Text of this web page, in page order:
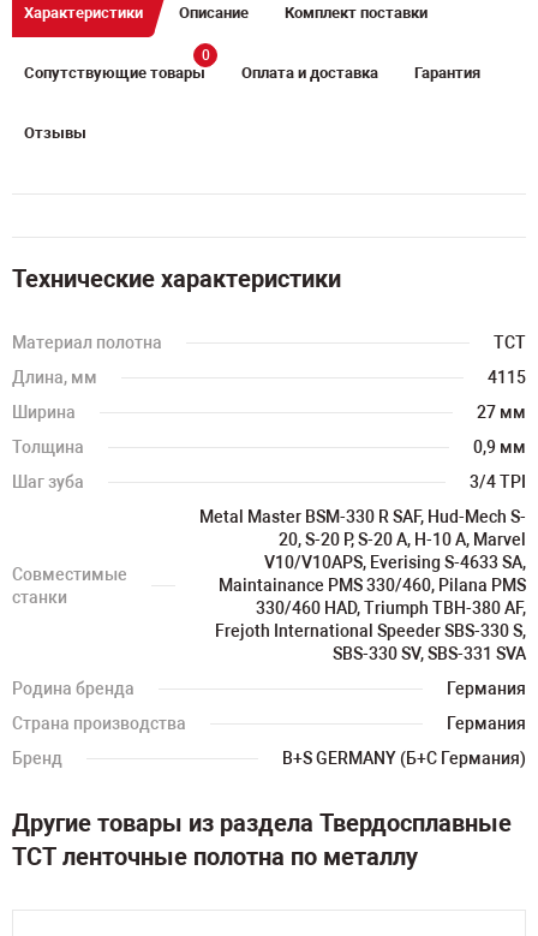
Характеристики Описание Комплект поставки
Сопутствующие товары
0
Оплата и доставка Гарантия
Отзывы
Технические характеристики
Материал полотна
TCT
Длина, мм
4115
Ширина
27 мм
Толщина
0,9 мм
Шаг зуба
3/4 TPI
Совместимые
станки
Metal Master BSM-330 R SAF, Hud-Mech S-
20, S-20 P, S-20 A, H-10 A, Marvel
V10/V10APS, Everising S-4633 SA,
Maintainance PMS 330/460, Pilana PMS
330/460 HAD, Triumph TBH-380 AF,
Frejoth International Speeder SBS-330 S,
SBS-330 SV, SBS-331 SVA
Родина бренда
Германия
Страна производства
Германия
Бренд
B+S GERMANY (Б+С Германия)
Другие товары из раздела Твердосплавные
TCT ленточные полотна по металлу